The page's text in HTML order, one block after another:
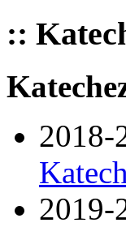
::
2018-
2019-